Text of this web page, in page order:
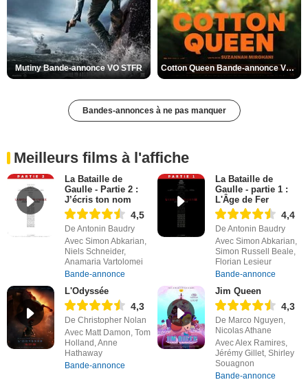
Mutiny Bande-annonce VO STFR Cotton Queen Bande-annonce VO STFR
Bandes-annonces à ne pas manquer
Meilleurs films à l'affiche
La Bataille de
Gaulle - Partie 2 :
J’écris ton nom
4,5
De Antonin Baudry
Avec Simon Abkarian,
Niels Schneider,
Anamaria Vartolomei
Bande-annonce
La Bataille de
Gaulle - partie 1 :
L'Âge de Fer
4,4
De Antonin Baudry
Avec Simon Abkarian,
Simon Russell Beale,
Florian Lesieur
Bande-annonce
L'Odyssée
4,3
De Christopher Nolan
Avec Matt Damon, Tom
Holland, Anne
Hathaway
Bande-annonce
Jim Queen
4,3
De Marco Nguyen,
Nicolas Athane
Avec Alex Ramires,
Jérémy Gillet, Shirley
Souagnon
Bande-annonce